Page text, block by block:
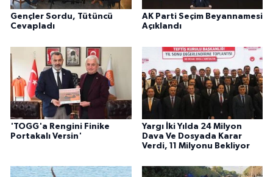
Gençler Sordu, Tütüncü
Cevapladı
AK Parti Seçim Beyannamesi
Açıklandı
'TOGG'a Rengini Finike
Portakalı Versin'
Yargı İki Yılda 24 Milyon
Dava Ve Dosyada Karar
Verdi, 11 Milyonu Bekliyor